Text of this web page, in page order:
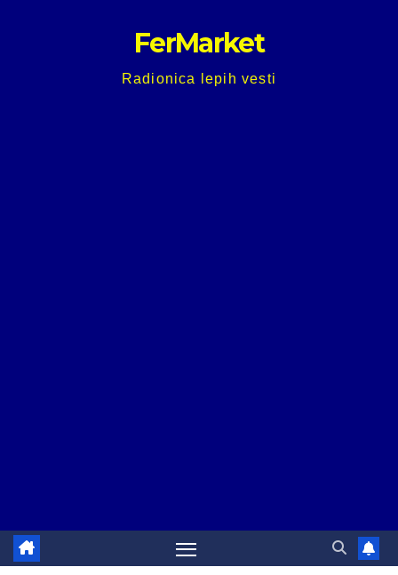
FerMarket
Radionica lepih vesti